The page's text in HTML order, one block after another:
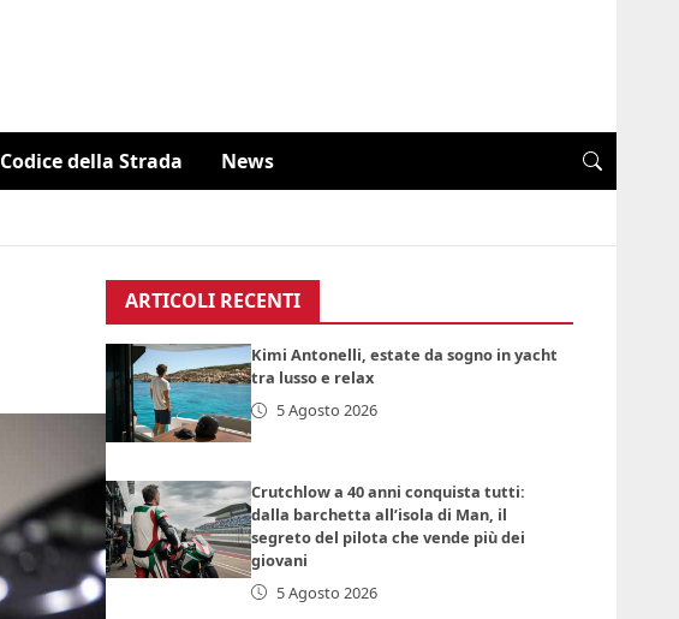
Codice della Strada News
ARTICOLI RECENTI
Kimi Antonelli, estate da sogno in yacht
tra lusso e relax
5 Agosto 2026
Crutchlow a 40 anni conquista tutti:
dalla barchetta all’isola di Man, il
segreto del pilota che vende più dei
giovani
5 Agosto 2026